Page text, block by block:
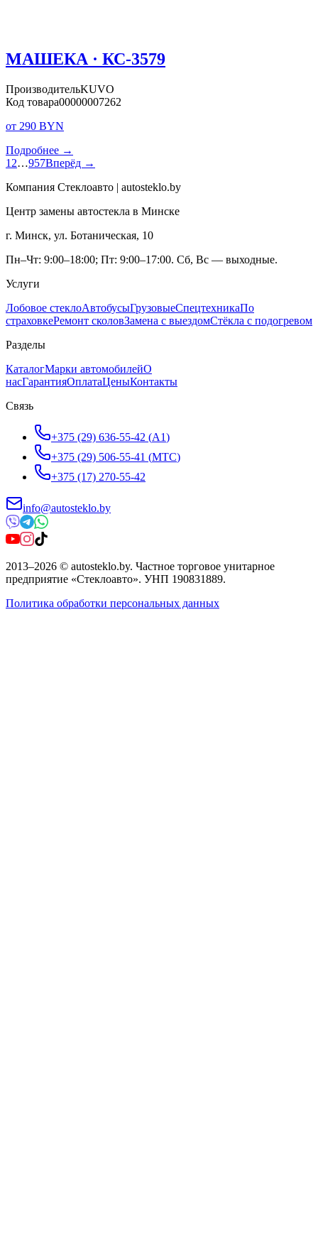
МАШЕКА · КС-3579
ПроизводительKUVO
Код товара00000007262
от 290 BYN
Подробнее →
1 2…957Вперёд →
Компания Стеклоавто | autosteklo.by
Центр замены автостекла в Минске
г. Минск, ул. Ботаническая, 10
Пн–Чт: 9:00–18:00; Пт: 9:00–17:00. Сб, Вс — выходные.
Услуги
Лобовое стеклоАвтобусыГрузовыеСпецтехникаПо
страховкеРемонт сколовЗамена с выездомСтёкла с подогревом
Разделы
КаталогМарки автомобилейО
насГарантияОплатаЦеныКонтакты
Связь
+375 (29) 636-55-42 (A1)
+375 (29) 506-55-41 (МТС)
+375 (17) 270-55-42
info@autosteklo.by
2013–2026 © autosteklo.by. Частное торговое унитарное
предприятие «Стеклоавто». УНП 190831889.
Политика обработки персональных данных